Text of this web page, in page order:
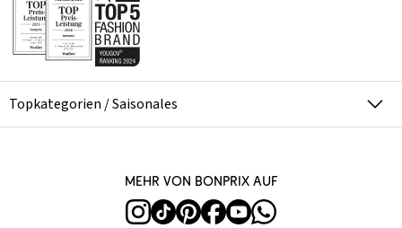
Topkategorien / Saisonales
Mehr von bonprix auf